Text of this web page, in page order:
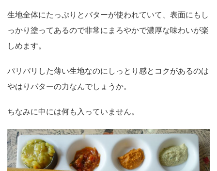
生地全体にたっぷりとバターが使われていて、表面にもし
っかり塗ってあるので非常にまろやかで濃厚な味わいが楽
しめます。
パリパリした薄い生地なのにしっとり感とコクがあるのは
やはりバターの力なんでしょうか。
ちなみに中には何も入っていません。